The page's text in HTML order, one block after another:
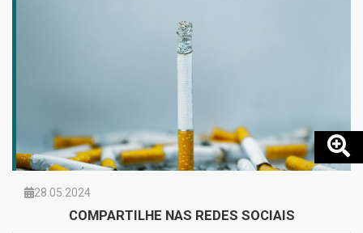
28.05.2024
COMPARTILHE NAS REDES SOCIAIS